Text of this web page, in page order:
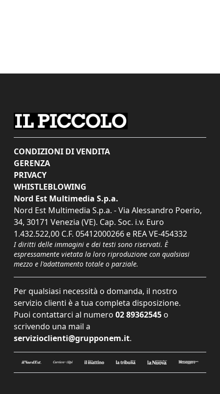
CONDIZIONI DI VENDITA
GERENZA
PRIVACY
WHISTLEBLOWING
Nord Est Multimedia S.p.a.
Nord Est Multimedia S.p.a. - Via Alessandro Poerio,
34, 30171 Venezia (VE). Cap. Soc. i.v. Euro
1.432.522,00 C.F. 05412000266 e REA VE-454332
I diritti delle immagini e dei testi sono riservati. È
espressamente vietata la loro riproduzione con qualsiasi
mezzo e l'adattamento totale o parziale.
Per qualsiasi necessità o domanda, il nostro
servizio clienti è a tua completa disposizione.
Puoi contattarci al numero 02 89362545 o
scrivendo una mail a
servizioclienti@grupponem.it.